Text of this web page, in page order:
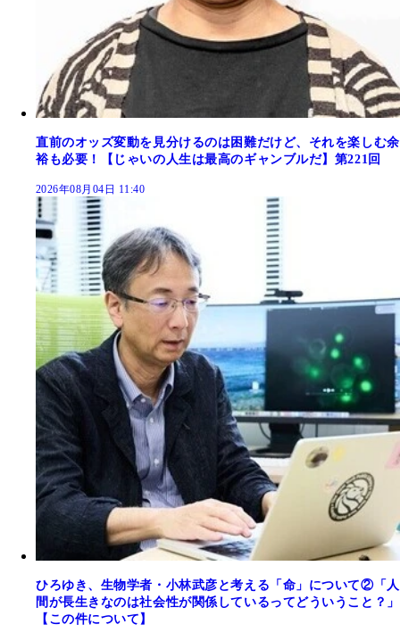
直前のオッズ変動を見分けるのは困難だけど、それを楽しむ余
裕も必要！【じゃいの人生は最高のギャンブルだ】第221回
2026年08月04日 11:40
ひろゆき、生物学者・小林武彦と考える「命」について②「人
間が長生きなのは社会性が関係しているってどういうこと？」
【この件について】